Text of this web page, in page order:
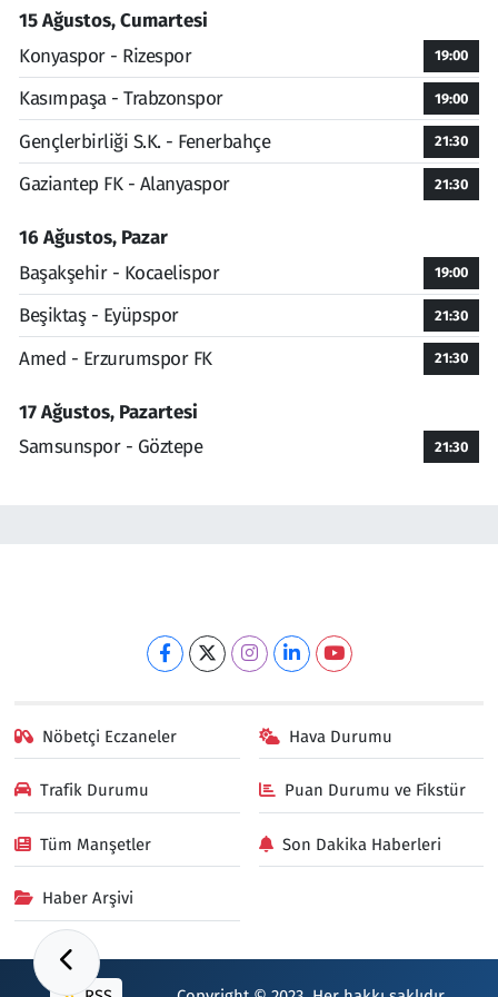
15 Ağustos, Cumartesi
Konyaspor - Rizespor
19:00
Kasımpaşa - Trabzonspor 19:00
Gençlerbirliği S.K. - Fenerbahçe 21:30
Gaziantep FK - Alanyaspor 21:30
16 Ağustos, Pazar
Başakşehir - Kocaelispor
19:00
Beşiktaş - Eyüpspor 21:30
Amed - Erzurumspor FK 21:30
17 Ağustos, Pazartesi
Samsunspor - Göztepe
21:30
Nöbetçi Eczaneler Hava Durumu
Trafik Durumu Puan Durumu ve Fikstür
Tüm Manşetler Son Dakika Haberleri
Haber Arşivi